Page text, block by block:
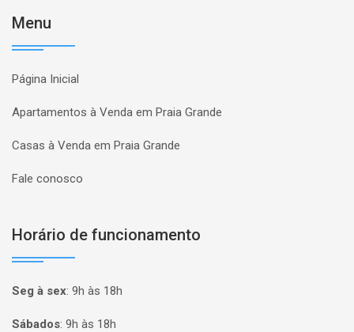
Menu
Página Inicial
Apartamentos à Venda em Praia Grande
Casas à Venda em Praia Grande
Fale conosco
Horário de funcionamento
Seg à sex: 9h às 18h
Sábados: 9h às 18h